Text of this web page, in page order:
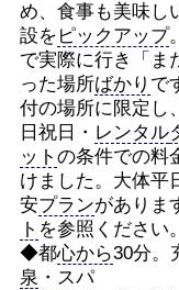
め、食事も美味し
設を ピックアップ
で実際に行き「ま
った場所ばかり で
付の場所に限定し、
日祝日・ レンタル
ット の条件での料
けました。大体平
安プランがありま
ト を参照ください。
◆都心から30分。
泉 ・スパ